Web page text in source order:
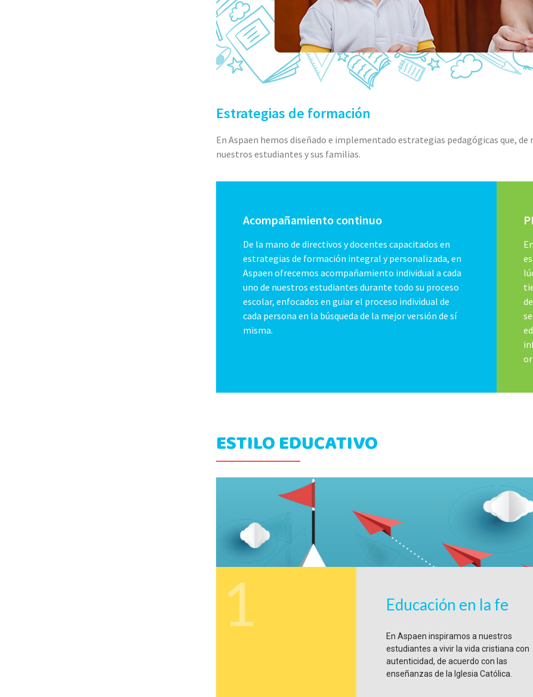
Estrategias de formación
En Aspaen hemos diseñado e implementado estrategias pedagógicas que,
nuestros estudiantes y sus familias.
Acompañamiento continuo
De la mano de directivos y docentes capacitados en
estrategias de formación integral y personalizada, en
Aspaen ofrecemos acompañamiento individual a cada
uno de nuestros estudiantes durante todo su proceso
escolar, enfocados en guiar el proceso individual de
cada persona en la búsqueda de la mejor versión de sí
misma.
ESTILO EDUCATIVO
1 Educación en la fe
En Aspaen inspiramos a nuestros
estudiantes a vivir la vida cristiana con
autenticidad, de acuerdo con las
enseñanzas de la Iglesia Católica.